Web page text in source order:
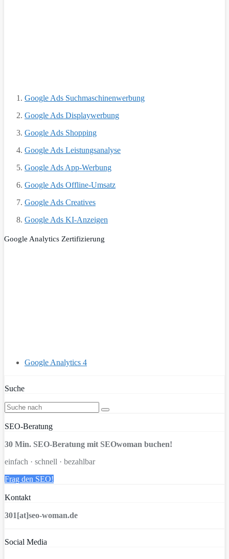
Google Ads Suchmaschinenwerbung
Google Ads Displaywerbung
Google Ads Shopping
Google Ads Leistungsanalyse
Google Ads App-Werbung
Google Ads Offline-Umsatz
Google Ads Creatives
Google Ads KI-Anzeigen
Google Analytics Zertifizierung
Google Analytics 4
Suche
SEO-Beratung
30 Min. SEO-Beratung mit SEOwoman buchen!
einfach · schnell · bezahlbar
Frag den SEO!
Kontakt
301[at]seo-woman.de
Social Media